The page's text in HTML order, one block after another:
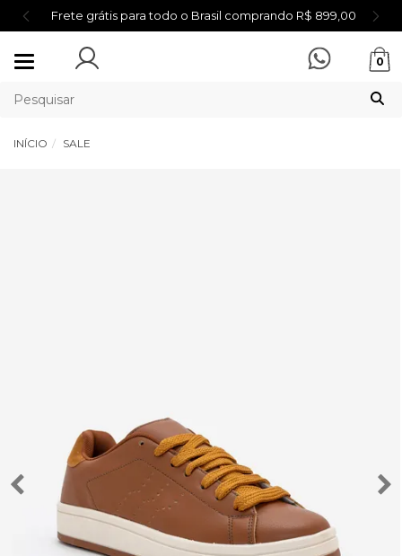
Frete grátis para todo o Brasil comprando R$ 899,00
Mudar
0
INÍCIO SALE